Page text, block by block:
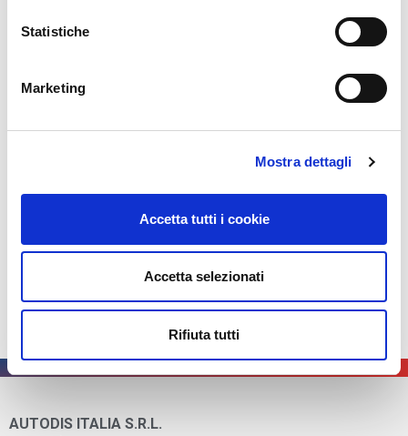
Statistiche
Marketing
Mostra dettagli
Accetta tutti i cookie
Accetta selezionati
Rifiuta tutti
Caffè con gli Esperti
Special Guest Biagio Izzo
Le fasce orarie indicate potrebbero subire delle leggere
AUTODIS ITALIA S.R.L.